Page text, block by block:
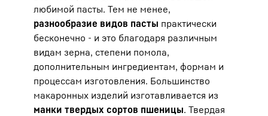
любимой пасты. Тем не менее,
разнообразие видов пасты практически
бесконечно - и это благодаря различным
видам зерна, степени помола,
дополнительным ингредиентам, формам и
процессам изготовления. Большинство
макаронных изделий изготавливается из
манки твердых сортов пшеницы. Твердая